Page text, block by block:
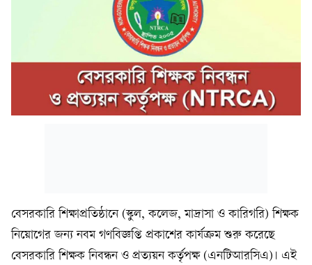
বেসরকারি শিক্ষাপ্রতিষ্ঠানে (স্কুল, কলেজ, মাদ্রাসা ও কারিগরি) শিক্ষক
নিয়োগের জন্য নবম গণবিজ্ঞপ্তি প্রকাশের কার্যক্রম শুরু করেছে
বেসরকারি শিক্ষক নিবন্ধন ও প্রত্যয়ন কর্তৃপক্ষ (এনটিআরসিএ)। এই